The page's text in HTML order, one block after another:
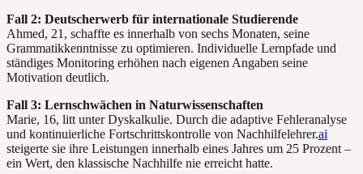
Fall 2: Deutscherwerb für internationale Studierende
Ahmed, 21, schaffte es innerhalb von sechs Monaten, seine
Grammatikkenntnisse zu optimieren. Individuelle Lernpfade und
ständiges Monitoring erhöhen nach eigenen Angaben seine
Motivation deutlich.
Fall 3: Lernschwächen in Naturwissenschaften
Marie, 16, litt unter Dyskalkulie. Durch die adaptive Fehleranalyse
und kontinuierliche Fortschrittskontrolle von Nachhilfelehrer.ai
steigerte sie ihre Leistungen innerhalb eines Jahres um 25 Prozent –
ein Wert, den klassische Nachhilfe nie erreicht hatte.